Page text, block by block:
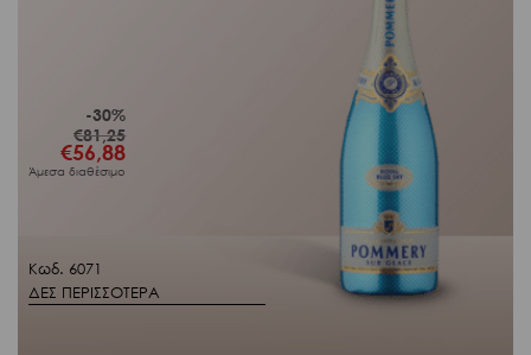
Κωδ. 6071
ΔΕΣ ΠΕΡΙΣΣΟΤΕΡΑ
-30%
€81,25
Original
price
was:
€56,88τρέχουσα
Άμεσα διαθέσιμο